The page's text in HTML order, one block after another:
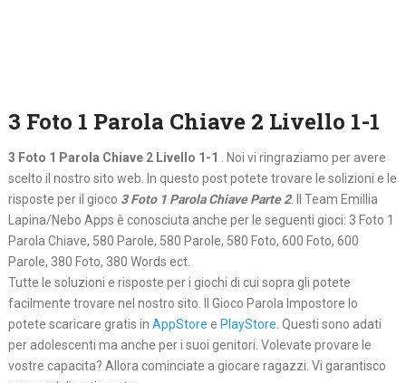
3 Foto 1 Parola Chiave 2 Livello 1-1
3 Foto 1 Parola Chiave 2 Livello 1-1 . Noi vi ringraziamo per avere
scelto il nostro sito web. In questo post potete trovare le solizioni e le
risposte per il gioco 3 Foto 1 Parola Chiave Parte 2. Il Team Emillia
Lapina/Nebo Apps è conosciuta anche per le seguenti gioci: 3 Foto 1
Parola Chiave, 580 Parole, 580 Parole, 580 Foto, 600 Foto, 600
Parole, 380 Foto, 380 Words ect.
Tutte le soluzioni e risposte per i giochi di cui sopra gli potete
facilmente trovare nel nostro sito. Il Gioco Parola Impostore lo
potete scaricare gratis in AppStore e PlayStore. Questi sono adati
per adolescenti ma anche per i suoi genitori. Volevate provare le
vostre capacita? Allora cominciate a giocare ragazzi. Vi garantisco